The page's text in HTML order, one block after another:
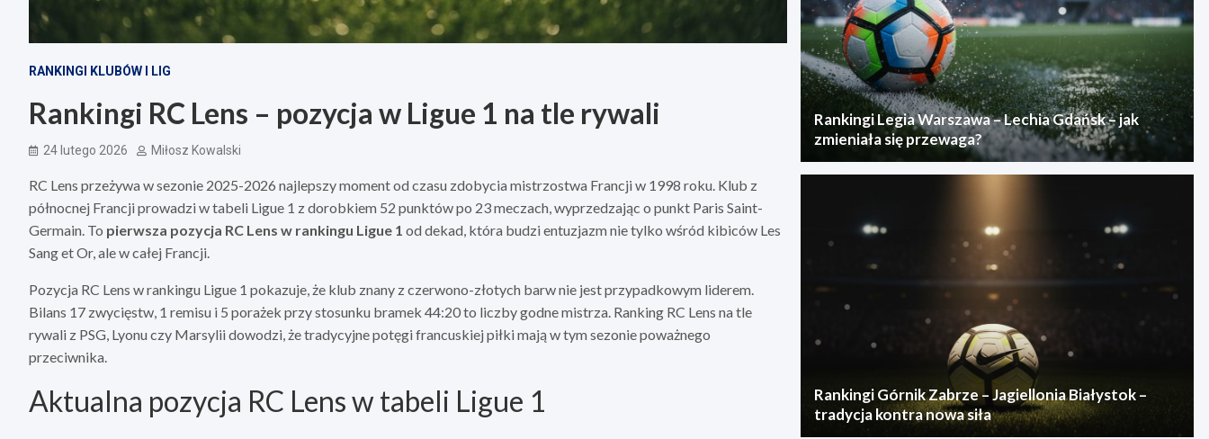
RANKINGI KLUBÓW I LIG
Rankingi RC Lens – pozycja w Ligue 1 na tle rywali
24 lutego 2026 Miłosz Kowalski
RC Lens przeżywa w sezonie 2025-2026 najlepszy moment od czasu zdobycia mistrzostwa Francji w 1998 roku. Klub z
północnej Francji prowadzi w tabeli Ligue 1 z dorobkiem 52 punktów po 23 meczach, wyprzedzając o punkt Paris Saint-
Germain. To pierwsza pozycja RC Lens w rankingu Ligue 1 od dekad, która budzi entuzjazm nie tylko wśród kibiców Les
Sang et Or, ale w całej Francji.
Pozycja RC Lens w rankingu Ligue 1 pokazuje, że klub znany z czerwono-złotych barw nie jest przypadkowym liderem.
Bilans 17 zwycięstw, 1 remisu i 5 porażek przy stosunku bramek 44:20 to liczby godne mistrza. Ranking RC Lens na tle
rywali z PSG, Lyonu czy Marsylii dowodzi, że tradycyjne potęgi francuskiej piłki mają w tym sezonie poważnego
przeciwnika.
Aktualna pozycja RC Lens w tabeli Ligue 1
Rankingi Legia Warszawa – Lechia Gdańsk – jak
zmieniała się przewaga?
Rankingi Górnik Zabrze – Jagiellonia Białystok –
tradycja kontra nowa siła